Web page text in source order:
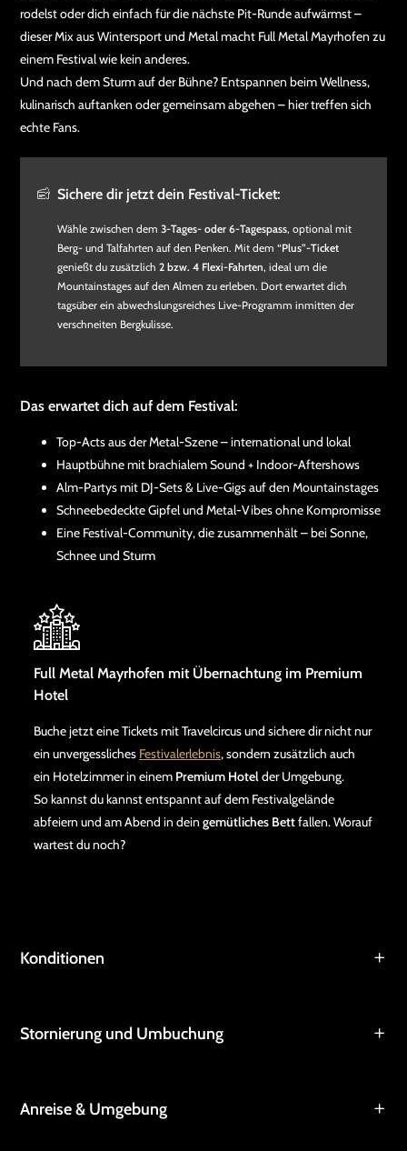
rodelst oder dich einfach für die nächste Pit-Runde aufwärmst –
dieser Mix aus Wintersport und Metal macht Full Metal Mayrhofen zu
einem Festival wie kein anderes.
Und nach dem Sturm auf der Bühne? Entspannen beim Wellness,
kulinarisch auftanken oder gemeinsam abgehen – hier treffen sich
echte Fans.
Sichere dir jetzt dein Festival-Ticket:
Wähle zwischen dem 3-Tages- oder 6-Tagespass, optional mit
Berg- und Talfahrten auf den Penken. Mit dem “Plus”-Ticket
genießt du zusätzlich 2 bzw. 4 Flexi-Fahrten, ideal um die
Mountainstages auf den Almen zu erleben. Dort erwartet dich
tagsüber ein abwechslungsreiches Live-Programm inmitten der
verschneiten Bergkulisse.
Das erwartet dich auf dem Festival:
Top-Acts aus der Metal-Szene – international und lokal
Hauptbühne mit brachialem Sound + Indoor-Aftershows
Alm-Partys mit DJ-Sets & Live-Gigs auf den Mountainstages
Schneebedeckte Gipfel und Metal-Vibes ohne Kompromisse
Eine Festival-Community, die zusammenhält – bei Sonne,
Schnee und Sturm
Full Metal Mayrhofen mit Übernachtung im Premium
Hotel
Buche jetzt eine Tickets mit Travelcircus und sichere dir nicht nur
ein unvergessliches Festivalerlebnis, sondern zusätzlich auch
ein Hotelzimmer in einem Premium Hotelder Umgebung.
So kannst du kannst entspannt auf dem Festivalgelände
abfeiern und am Abend in dein gemütliches Bettfallen. Worauf
wartest du noch?
Konditionen
Stornierung und Umbuchung
Anreise & Umgebung